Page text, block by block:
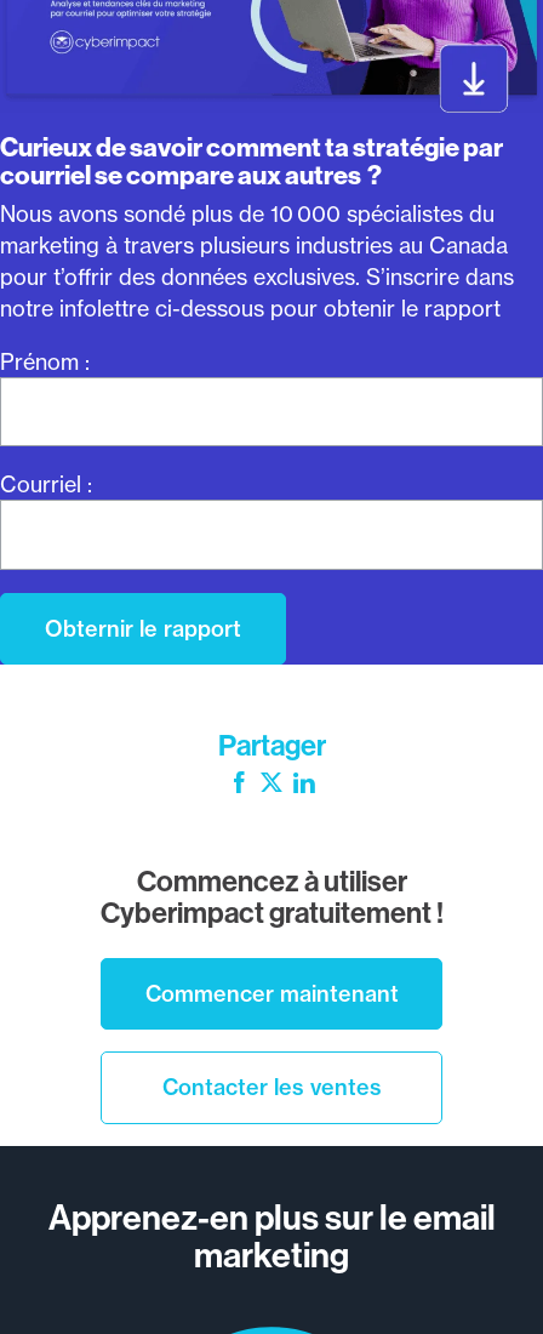
Curieux de savoir comment ta stratégie par
courriel se compare aux autres ?
Nous avons sondé plus de 10 000 spécialistes du
marketing à travers plusieurs industries au Canada
pour t’offrir des données exclusives. S’inscrire dans
notre infolettre ci-dessous pour obtenir le rapport
Prénom :
Courriel :
Partager
Facebook
Twitter
Commencez à utiliser
Cyberimpact gratuitement !
Commencer maintenant
Contacter les ventes
Apprenez-en plus sur le email
marketing